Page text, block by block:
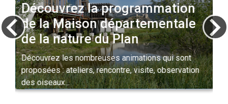
Découvrez la programmation
de la Maison départementale
de la nature du Plan
Découvrez les nombreuses animations qui sont
proposées : ateliers, rencontre, visite, observation
des oiseaux...